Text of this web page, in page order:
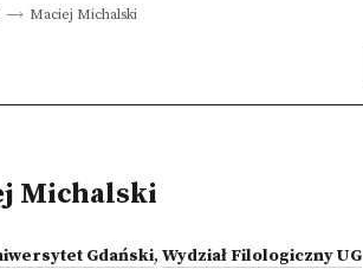
Maciej Michalski
Michalski
Gdański, Wydział Filologiczny UG